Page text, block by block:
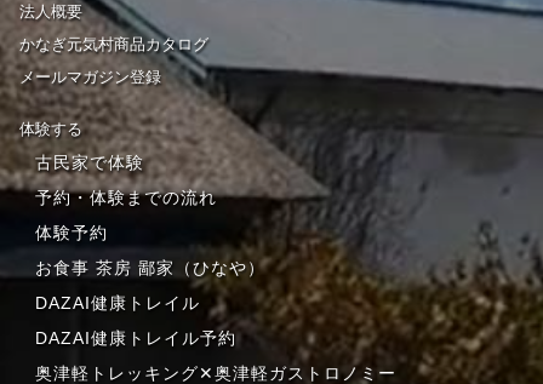
法人概要
かなぎ元気村商品カタログ
メールマガジン登録
体験する
古民家で体験
予約・体験までの流れ
体験予約
お食事 茶房 鄙家（ひなや）
DAZAI健康トレイル
DAZAI健康トレイル予約
奥津軽トレッキング✕奥津軽ガストロノミー